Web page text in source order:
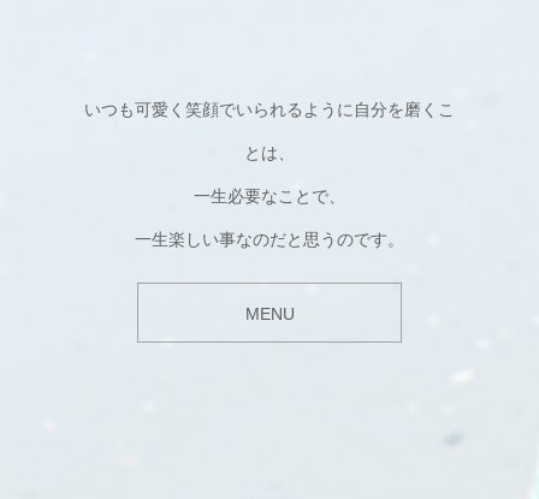
いつも可愛く笑顔でいられるように自分を磨くこ
とは、
一生必要なことで、
一生楽しい事なのだと思うのです。
MENU